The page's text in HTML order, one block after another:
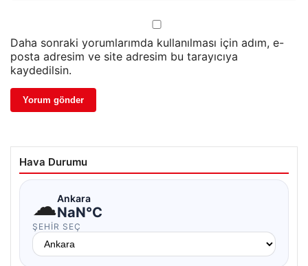
Daha sonraki yorumlarımda kullanılması için adım, e-
posta adresim ve site adresim bu tarayıcıya
kaydedilsin.
Hava Durumu
☁Ankara
NaN°C
ŞEHIR SEÇ